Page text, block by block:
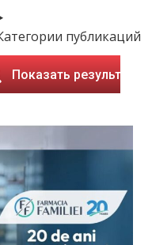
публикаций
Показать результаты